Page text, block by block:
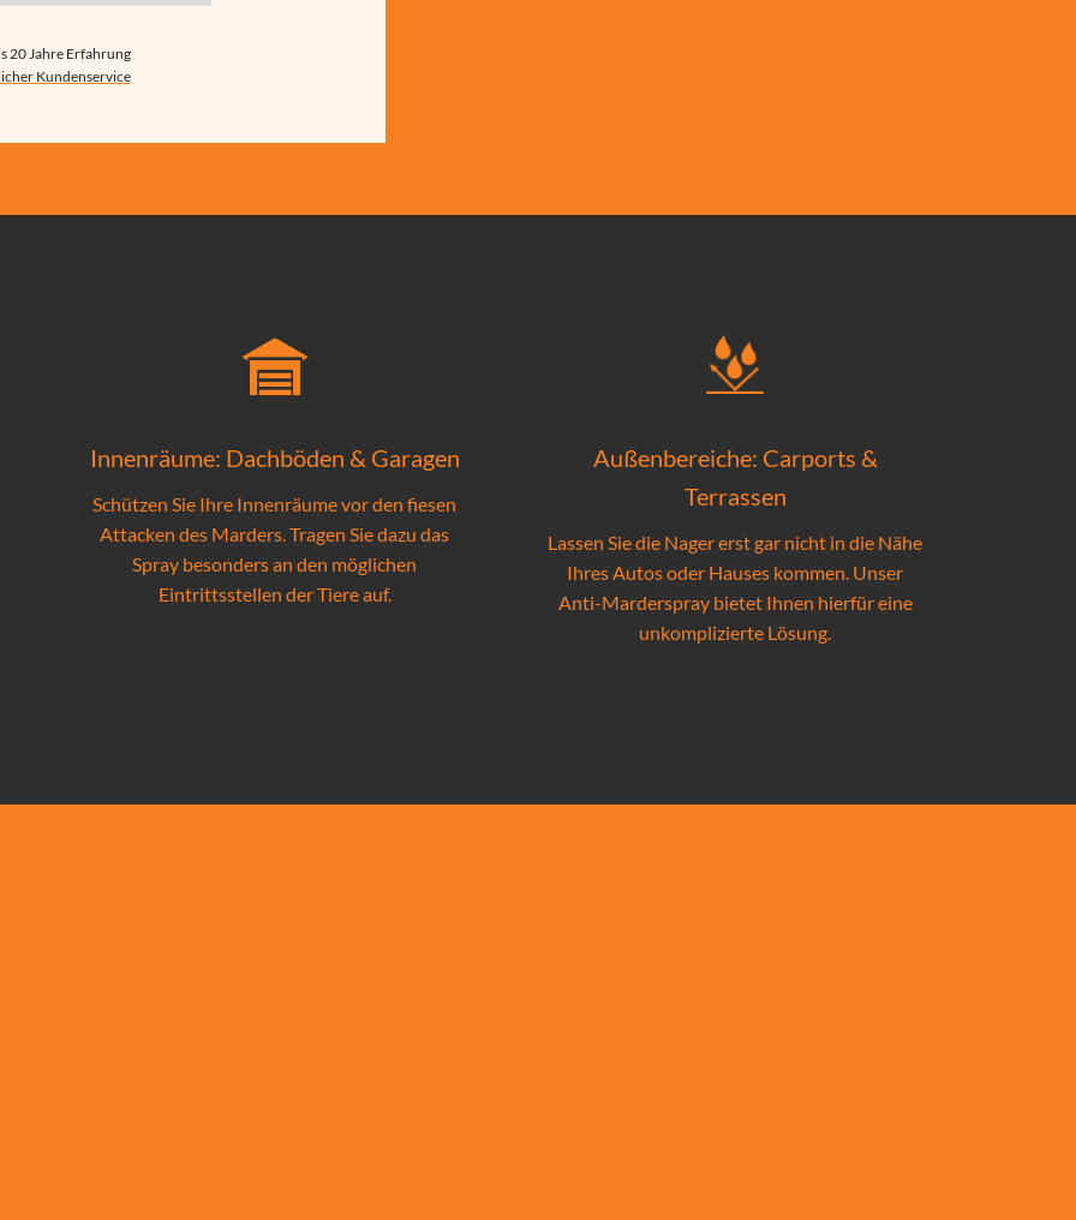
20 Jahre Erfahrung
Kundenservice
Innenräume: Dachböden & Garagen
Schützen Sie Ihre Innenräume vor den fiesen
Attacken des Marders. Tragen Sie dazu das
Spray besonders an den möglichen
Eintrittsstellen der Tiere auf.
Außenbereiche: Carports &
Terrassen
Lassen Sie die Nager erst gar nicht in die Nähe
Ihres Autos oder Hauses kommen. Unser
Anti-Marderspray bietet Ihnen hierfür eine
unkomplizierte Lösung.